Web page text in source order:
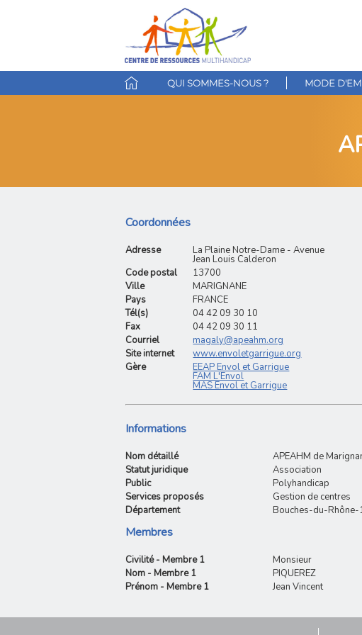
QUI SOMMES-NOUS ? MODE
Coordonnées
Adresse La Plaine Notre-Dame - Avenue
Jean Louis Calderon
Code postal
13700
Ville
MARIGNANE
Pays
FRANCE
Tél(s)
04 42 09 30 10
Fax
04 42 09 30 11
Courriel
magaly@apeahm.org
Site internet
www.envoletgarrigue.org
Gère
EEAP Envol et Garrigue
FAM L'Envol
MAS Envol et Garrigue
Informations
Nom détaillé
APEAHM de
Statut juridique
Association
Public
Polyhandicap
Services proposés
Gestion de centres
Département
Bouches-du-Rhône-
Membres
Civilité - Membre 1
Monsieur
Nom - Membre 1
PIQUEREZ
Prénom - Membre 1
Jean Vincent